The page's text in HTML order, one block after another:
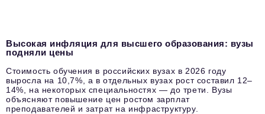
Высокая инфляция для высшего образования: вузы
подняли цены
Стоимость обучения в российских вузах в 2026 году
выросла на 10,7%, а в отдельных вузах рост составил 12–
14%, на некоторых специальностях — до трети. Вузы
объясняют повышение цен ростом зарплат
преподавателей и затрат на инфраструктуру.